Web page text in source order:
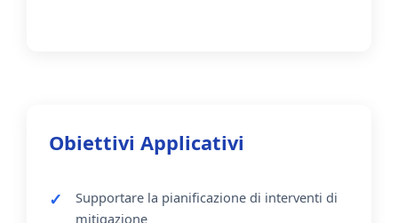
Obiettivi Applicativi
Supportare la pianificazione di interventi di
mitigazione